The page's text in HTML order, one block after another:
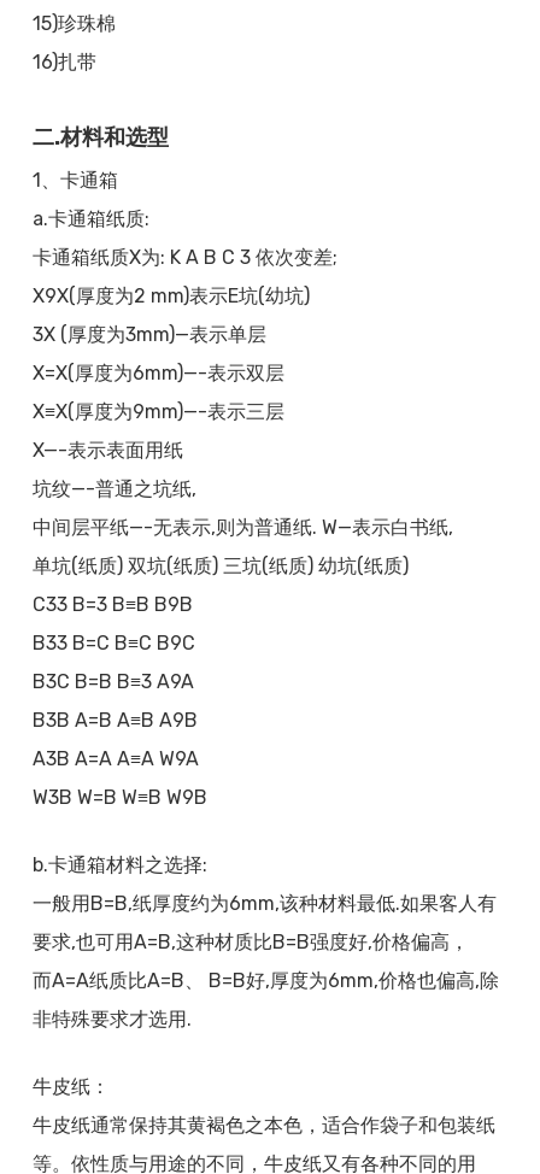
15)珍珠棉
16)扎带
二.材料和选型
1、卡通箱
a.卡通箱纸质:
卡通箱纸质X为: K A B C 3 依次变差;
X9X(厚度为2 mm)表示E坑(幼坑)
3X (厚度为3mm)—表示单层
X=X(厚度为6mm)—-表示双层
X≡X(厚度为9mm)—-表示三层
X—-表示表面用纸
坑纹—-普通之坑纸,
中间层平纸—-无表示,则为普通纸. W—表示白书纸,
单坑(纸质) 双坑(纸质) 三坑(纸质) 幼坑(纸质)
C33 B=3 B≡B B9B
B33 B=C B≡C B9C
B3C B=B B≡3 A9A
B3B A=B A≡B A9B
A3B A=A A≡A W9A
W3B W=B W≡B W9B
b.卡通箱材料之选择:
一般用B=B,纸厚度约为6mm,该种材料最低.如果客人有
要求,也可用A=B,这种材质比B=B强度好,价格偏高，
而A=A纸质比A=B、 B=B好,厚度为6mm,价格也偏高,除
非特殊要求才选用.
牛皮纸：
牛皮纸通常保持其黄褐色之本色，适合作袋子和包装纸
等。依性质与用途的不同，牛皮纸又有各种不同的用